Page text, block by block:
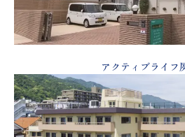
アクティブライフ